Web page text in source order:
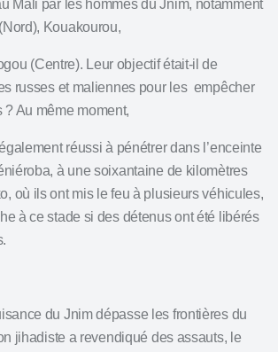
Mali par les hommes du Jnim, notamment
Kouakourou,
(Centre). Leur objectif était-il de
russes et maliennes pour les empêcher
Au même moment,
réussi à pénétrer dans l’enceinte
à une soixantaine de kilomètres
où ils ont mis le feu à plusieurs véhicules,
à ce stade si des détenus ont été libérés
du Jnim dépasse les frontières du
jihadiste a revendiqué des assauts, le